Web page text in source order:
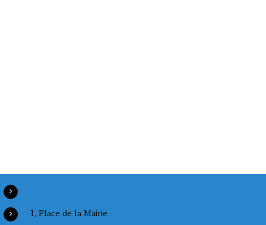
1, Place de la Mairie